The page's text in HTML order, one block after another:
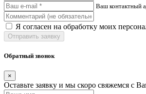
Ваш контактный
Я согласен на обработку моих
Отправить заявку
Обратный звонок
×
Оставьте заявку и мы скоро свяжемся с